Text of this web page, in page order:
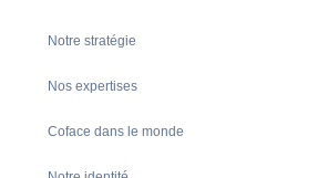
Notre stratégie
Nos expertises
Coface dans le monde